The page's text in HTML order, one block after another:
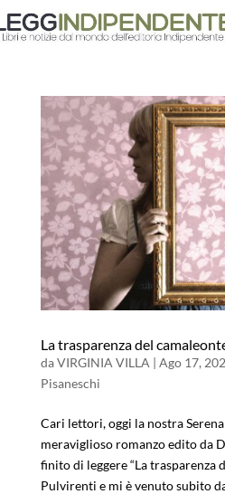
La trasparenza del
daVIRGINIA VILLA | Ago 17,
Pisaneschi
Cari lettori, oggi la nostra
meraviglioso romanzo edito da
finito di leggere “La trasparenza
Pulvirenti e mi è venuto subito